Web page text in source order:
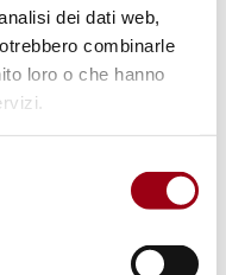
dei dati web,
combinarle
loro o che hanno